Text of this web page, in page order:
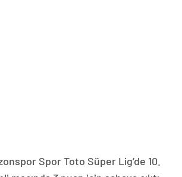
Spor Toto Süper Lig’de 10.